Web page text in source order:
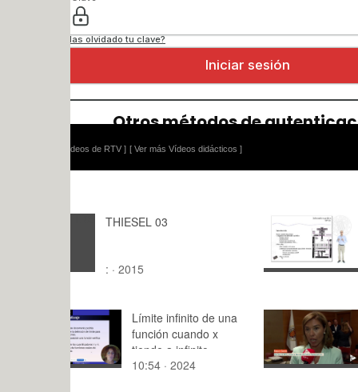
[ Ver más Vídeos didácticos ]
: · 2015
GPU 1ª
11:35 ·
Límite infinito de una
función cuando x
tiende a infinito
10:54 · 2024
Cátedra
Economía
2:06 · 2024